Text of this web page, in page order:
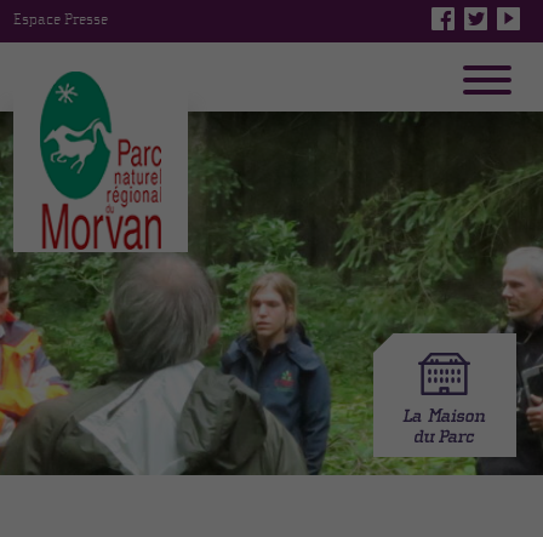
Espace Presse